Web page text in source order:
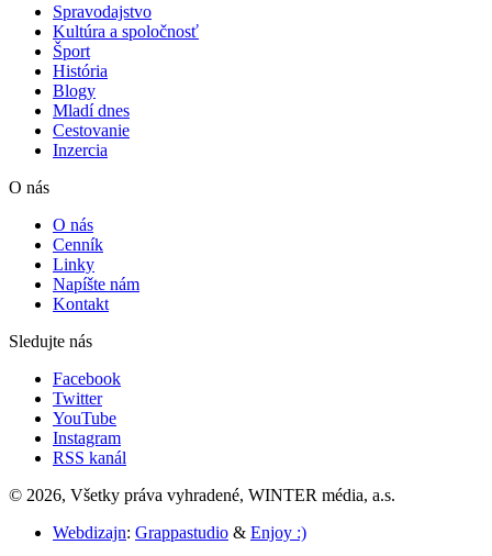
Spravodajstvo
Kultúra a spoločnosť
Šport
História
Blogy
Mladí dnes
Cestovanie
Inzercia
O nás
O nás
Cenník
Linky
Napíšte nám
Kontakt
Sledujte nás
Facebook
Twitter
YouTube
Instagram
RSS kanál
© 2026, Všetky práva vyhradené, WINTER média, a.s.
Webdizajn: Grappastudio & Enjoy :)